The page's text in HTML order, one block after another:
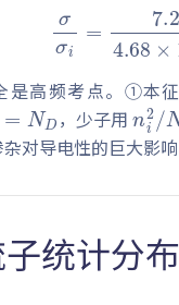
σi=7.24.68
是高频考点。①本
=ND
，少子用
ni2/
D
对导电性的巨大影
统计分布